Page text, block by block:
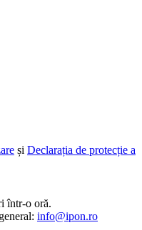
și Declarația de protecție a
într-o oră.
info@ipon.ro